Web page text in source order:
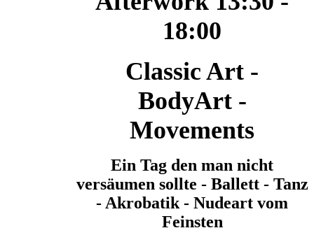
18:00
Classic Art -
BodyArt -
Movements
Ein Tag den man nicht
versäumen sollte - Ballett - Tanz
- Akrobatik - Nudeart vom
Feinsten